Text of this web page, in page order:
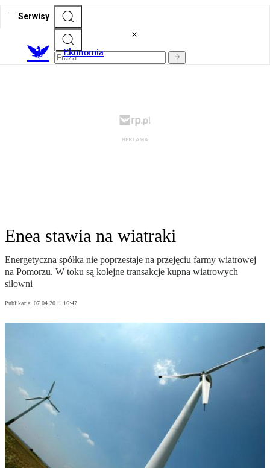
Serwisy
Ekonomia
Enea stawia na wiatraki
Energetyczna spółka nie poprzestaje na przejęciu farmy wiatrowej
na Pomorzu. W toku są kolejne transakcje kupna wiatrowych
siłowni
Publikacja: 07.04.2011 16:47